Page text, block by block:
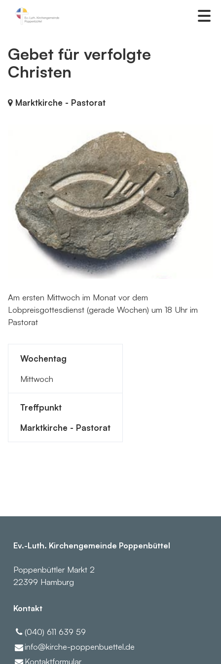
Gebet für verfolgte
Christen
Marktkirche - Pastorat
Am ersten Mittwoch im Monat vor dem
Lobpreisgottesdienst (gerade Wochen) um 18 Uhr im
Pastorat
Wochentag
Mittwoch
Treffpunkt
Marktkirche - Pastorat
Ev.-Luth. Kirchengemeinde Poppenbüttel
Poppenbüttler Markt 2
22399 Hamburg
Kontakt
(040) 611 639 59
info@​kirche-poppenbuettel.​de
Kontaktformular